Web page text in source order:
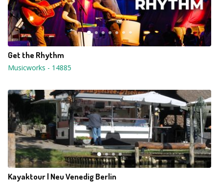
Get the Rhythm
Musicworks - 14885
Kayaktour | Neu Venedig Berlin